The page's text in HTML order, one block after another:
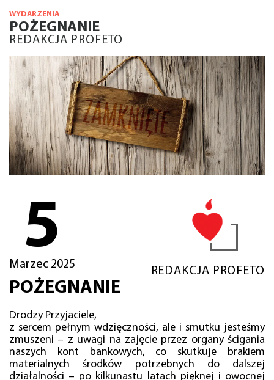
WYDARZENIA
POŻEGNANIE
REDAKCJA PROFETO
5
Marzec 2025
REDAKCJA PROFETO
POŻEGNANIE
Drodzy Przyjaciele,
z sercem pełnym wdzięczności, ale i smutku jesteśmy
zmuszeni – z uwagi na zajęcie przez organy ścigania
naszych kont bankowych, co skutkuje brakiem
materialnych środków potrzebnych do dalszej
działalności – po kilkunastu latach pięknej i owocnej